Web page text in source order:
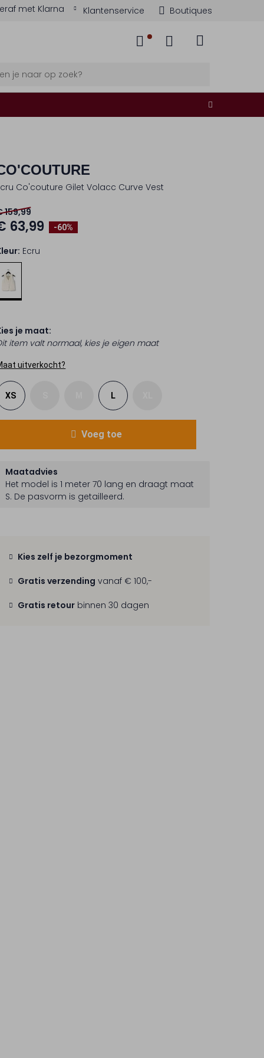
met Klarna Klantenservice Boutiques
Co'couture Gilet Volacc Curve Vest
-60%
159,99
63,99
Ecru
je maat:
item valt normaal, kies je eigen maat
uitverkocht?
XS L
Voeg toe
Maatadvies
Het model is 1 meter 70 lang en draagt maat
S. De pasvorm is getailleerd.
Kies zelf je bezorgmoment
Gratis verzending vanaf € 100,-
Gratis retour binnen 30 dagen